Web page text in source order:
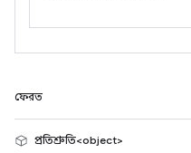
ফেরত
প্রতিশ্রুতি<object>